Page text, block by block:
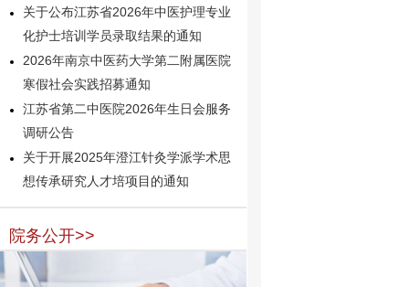
关于公布江苏省2026年中医护理专业
化护士培训学员录取结果的通知
2026年南京中医药大学第二附属医院
寒假社会实践招募通知
江苏省第二中医院2026年生日会服务
调研公告
关于开展2025年澄江针灸学派学术思
想传承研究人才培项目的通知
院务公开>>